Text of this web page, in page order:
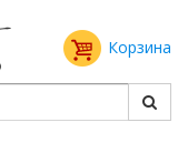
Корзина